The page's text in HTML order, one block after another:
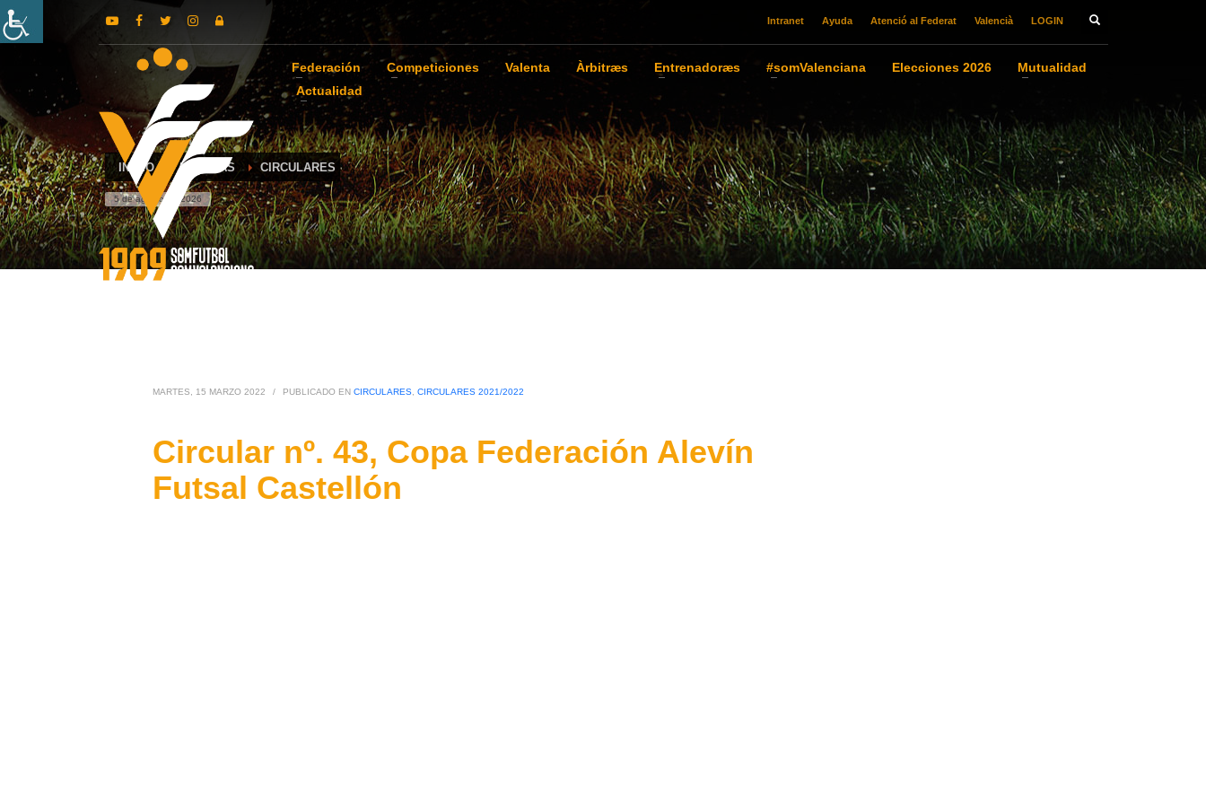
Intranet Ayuda Atenció al Federat Valencià LOGIN
Federación Competiciones Valenta Àrbitræs Entrenadoræs #somValenciana Elecciones 2026
Mutualidad
Actualidad
INICIO NOTICIAS CIRCULARES
5 de agosto de 2026
MARTES, 15 MARZO 2022 / PUBLICADO EN CIRCULARES, CIRCULARES 2021/2022
Circular nº. 43, Copa Federación Alevín
Futsal Castellón